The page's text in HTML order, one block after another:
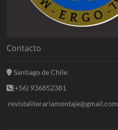
Contacto
Santiago de Chile
(+56) 936852381
revistaliterariamontaje@gmail.com